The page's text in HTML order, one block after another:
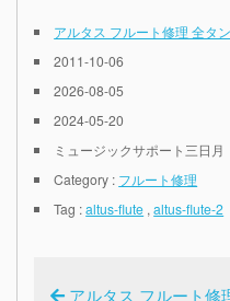
アルタス フルート修理 全タ
2011-10-06
2026-08-05
2024-05-20
ミュージックサポート三日月
Category : フルート修理
Tag :altus-flute ,altus-flute-2
アルタス フルート修